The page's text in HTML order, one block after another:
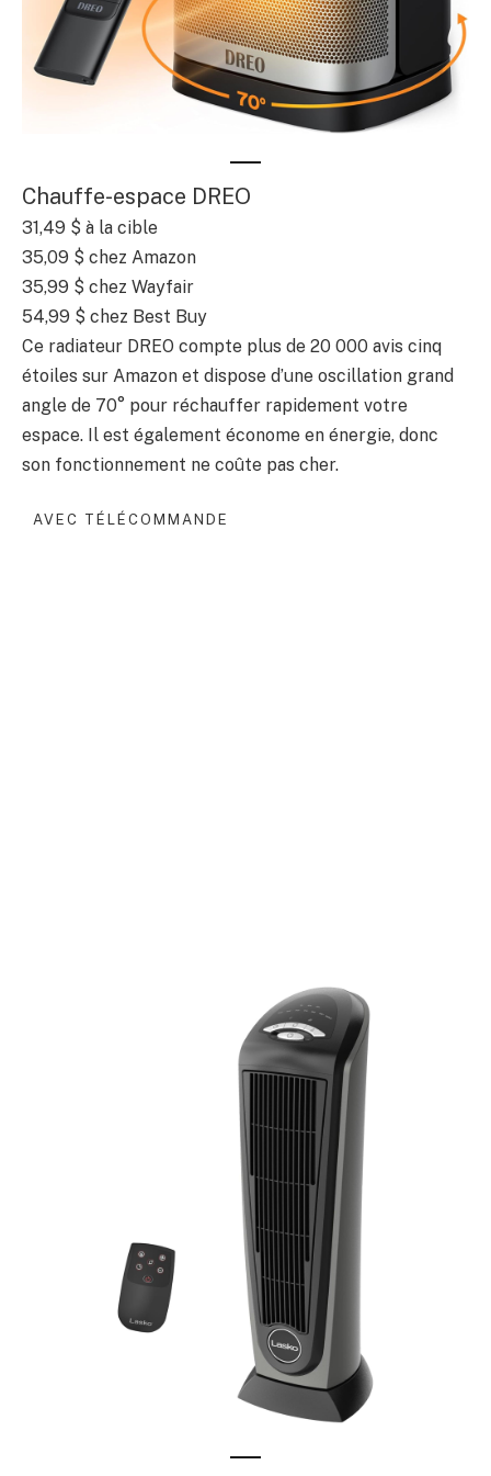
Chauffe-espace DREO
31,49 $ à la cible
35,09 $ chez Amazon
35,99 $ chez Wayfair
54,99 $ chez Best Buy
Ce radiateur DREO compte plus de 20 000 avis cinq
étoiles sur Amazon et dispose d’une oscillation grand
angle de 70° pour réchauffer rapidement votre
espace. Il est également économe en énergie, donc
son fonctionnement ne coûte pas cher.
AVEC TÉLÉCOMMANDE